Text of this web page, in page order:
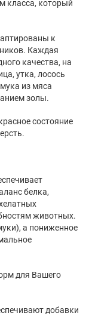
класса, который
к
Каждая
качества, на
утка, лосось
из мяса
золы.
состояние
белка,
животных.
а пониженное
для Вашего
добавки